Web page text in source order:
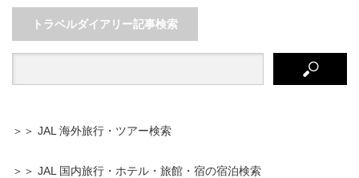
トラベルダイアリー記事検索
＞＞ JAL 海外旅行・ツアー検索
＞＞ JAL 国内旅行・ホテル・旅館・宿の宿泊検索